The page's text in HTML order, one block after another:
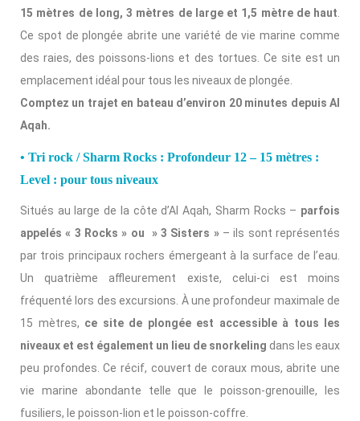
15 mètres de long, 3 mètres de large et 1,5 mètre de haut.
Ce spot de plongée abrite une variété de vie marine comme
des raies, des poissons-lions et des tortues. Ce site est un
emplacement idéal pour tous les niveaux de plongée.
Comptez un trajet en bateau d’environ 20 minutes depuis Al
Aqah.
• Tri rock / Sharm Rocks : Profondeur 12 – 15 mètres :
Level : pour tous niveaux
Situés au large de la côte d’Al Aqah, Sharm Rocks – parfois
appelés « 3 Rocks » ou » 3 Sisters »– ils sont représentés
par trois principaux rochers émergeant à la surface de l’eau.
Un quatrième affleurement existe, celui-ci est moins
fréquenté lors des excursions. À une profondeur maximale de
15 mètres, ce site de plongée est accessible à tous les
niveaux et est également un lieu de snorkeling dans les eaux
peu profondes. Ce récif, couvert de coraux mous, abrite une
vie marine abondante telle que le poisson-grenouille, les
fusiliers, le poisson-lion et le poisson-coffre.